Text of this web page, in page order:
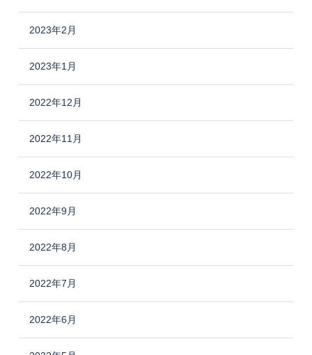
2023年2月
2023年1月
2022年12月
2022年11月
2022年10月
2022年9月
2022年8月
2022年7月
2022年6月